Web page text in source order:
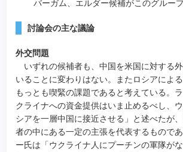
バーガム、エルダー候補がこのグループ
討論会の主な議論
外交問題
いずれの候補者も、中国を米国に対する
いることに変わりはない。またロシアによ
もっとも喫緊の課題であると考えている。
クライナへの資金提供はいま止めるべし、
シアを一層中国に接近させる」と述べたが
者の中にある一定の主張を代表するもので
ー氏は「ウクライナ人にプーチンの軍隊が